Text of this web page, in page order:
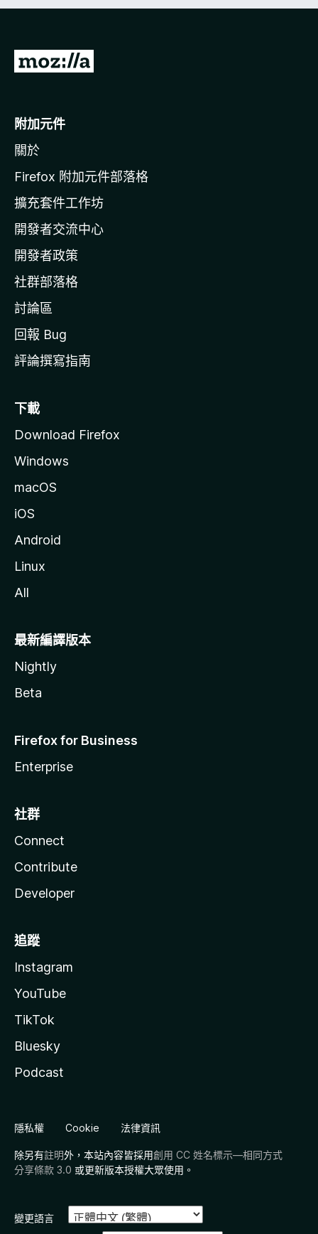
前
o
i
l
a
官
網
附加元件
關於
Firefox 附加元件部落格
擴充套件工作坊
開發者交流中心
開發者政策
社群部落格
討論區
回報 Bug
評論撰寫指南
下載
Download Firefox
Windows
macOS
iOS
Android
Linux
All
最新編譯版本
Nightly
Beta
Firefox for Business
Enterprise
社群
Connect
Contribute
Developer
追蹤
Instagram
YouTube
TikTok
Bluesky
Podcast
隱私權 Cookie 法律資訊
除另有註明外，本站內容皆採用創用 CC 姓名標示—相同方式
分享條款 3.0 或更新版本授權大眾使用。
變更語言